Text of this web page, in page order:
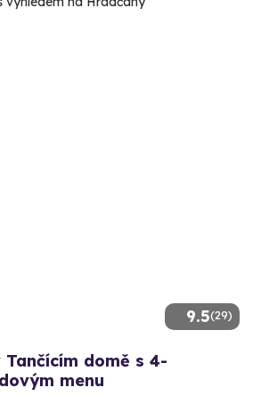
9.5(29)
domě s 4-
menu